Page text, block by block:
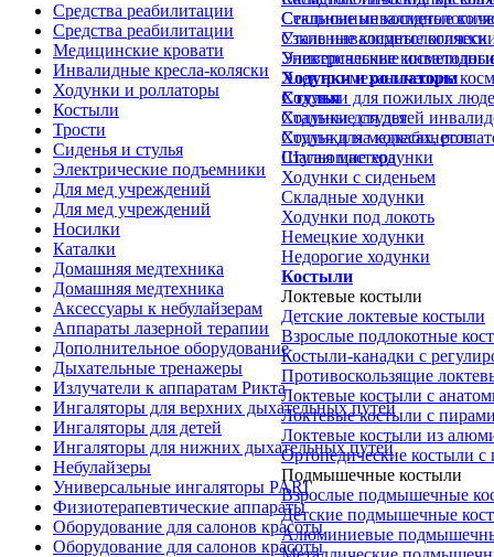
Средства реабилитации
Средства реабилитации
Медицинские кровати
Инвалидные кресла-коляски
Ходунки и роллаторы
Костыли
Трости
Сиденья и стулья
Электрические подъемники
Для мед учреждений
Для мед учреждений
Носилки
Каталки
Домашняя медтехника
Домашняя медтехника
Аксессуары к небулайзерам
Аппараты лазерной терапии
Дополнительное оборудование
Дыхательные тренажеры
Излучатели к аппаратам Рикта
Ингаляторы для верхних дыхательных путей
Ингаляторы для детей
Ингаляторы для нижних дыхательных путей
Небулайзеры
Универсальные ингаляторы PARI
Физиотерапевтические аппараты
Оборудование для салонов красоты
Оборудование для салонов красоты
Стальные инвалидные
Узкие инвалидные коляски
Универсальные
Ходунки и роллаторы
Ходунки для пожилых
Ходунки для детей
Ходунки на колесах,
Шагающие ходунки
Ходунки с сиденьем
Складные ходунки
Ходунки под локоть
Немецкие ходунки
Недорогие ходунки
Костыли
Локтевые костыли
Детские локтевые костыли
Взрослые подлокотные
Костыли-канадки с
Противоскользящие
Локтевые костыли с
Локтевые костыли с
Локтевые костыли из
Ортопедические костыли с
Подмышечные костыли
Взрослые подмышечные
Детские подмышечные
Алюминиевые
Секционные
Стальные
Электрические
Электро-механические
Стулья
Стальные стулья
Стулья для медкабинетов
Стулья мастера